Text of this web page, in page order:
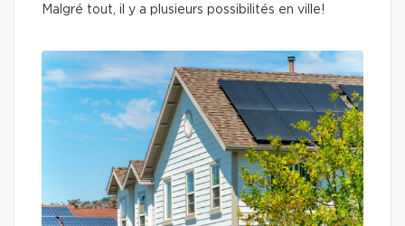
Malgré tout, il y a plusieurs possibilités en ville!